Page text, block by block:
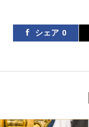
シェア 0